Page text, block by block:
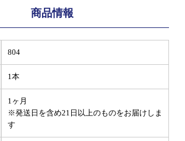
商品情報
804
1本
1ヶ月
※発送日を含め21日以上のものをお届けしま
す